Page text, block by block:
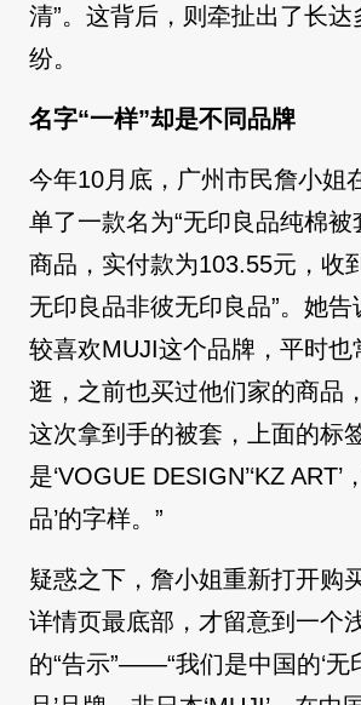
清”。这背后，则牵扯出了长达
纷。
名字“一样”却是不同品牌
今年10月底，广州市民詹小姐
单了一款名为“无印良品纯棉被
商品，实付款为103.55元，收
无印良品非彼无印良品”。她告
较喜欢MUJI这个品牌，平时也
逛，之前也买过他们家的商品
这次拿到手的被套，上面的标
是‘VOGUE DESIGN’‘KZ ART’
品’的字样。”
疑惑之下，詹小姐重新打开购
详情页最底部，才留意到一个
的“告示”——“我们是中国的‘无